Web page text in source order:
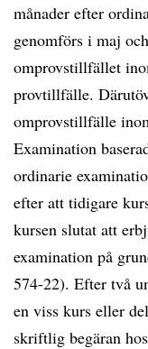
månader efter
genomförs i maj
omprovstillfället
provtillfälle.
omprovstillfälle
Examination
ordinarie
efter att tidigare
kursen slutat att
examination på
574-22). Efter två
en viss kurs eller
skriftlig begäran